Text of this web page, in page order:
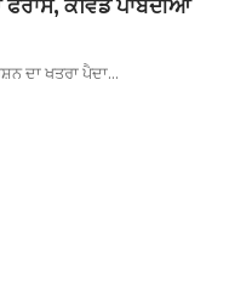
ਦਾ ਖਤਰਾ ਪੈਦਾ…